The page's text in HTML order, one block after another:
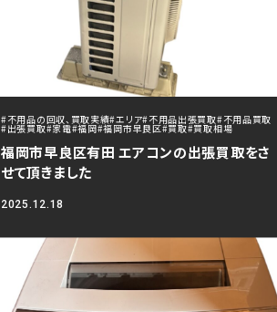
#不用品の回収、買取実績#エリア#不用品出張買取#不用品買取
#出張買取#家電#福岡#福岡市早良区#買取#買取相場
福岡市早良区有田 エアコンの出張買取をさ
せて頂きました
2025.12.18